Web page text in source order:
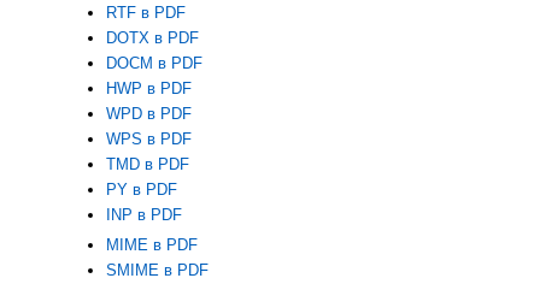
RTF в PDF
DOTX в PDF
DOCM в PDF
HWP в PDF
WPD в PDF
WPS в PDF
TMD в PDF
PY в PDF
INP в PDF
MIME в PDF
SMIME в PDF